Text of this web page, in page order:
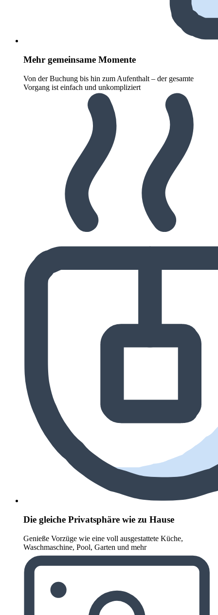
Mehr gemeinsame Momente
Von der Buchung bis hin zum Aufenthalt – der gesamte
Vorgang ist einfach und unkompliziert
Die gleiche Privatsphäre wie zu Hause
Genieße Vorzüge wie eine voll ausgestattete Küche,
Waschmaschine, Pool, Garten und mehr